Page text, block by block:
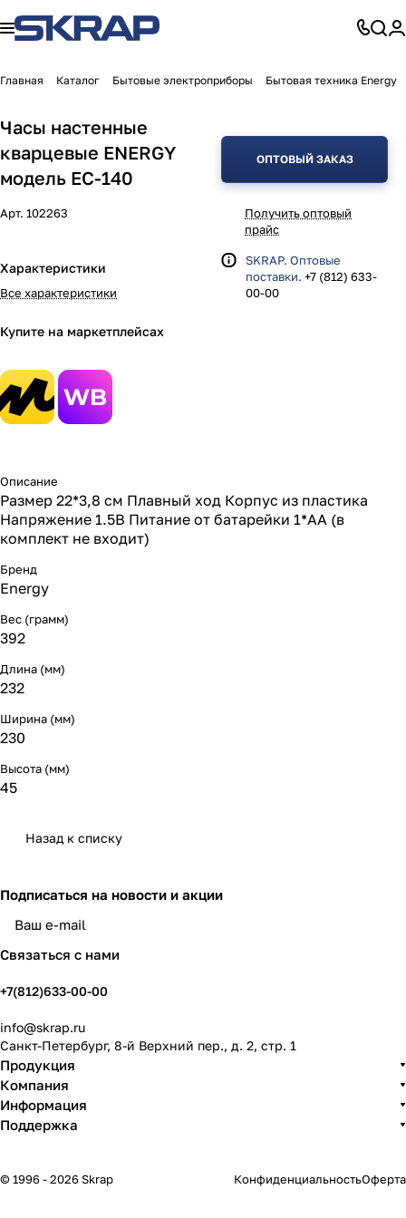
Главная Каталог Бытовые электроприборы Бытовая техника Energy
Часы настенные
кварцевые ENERGY
модель ЕС-140
Арт. 102263
Характеристики
Все характеристики
Купите на маркетплейсах
ОПТОВЫЙ ЗАКАЗ
Получить оптовый
прайс
SKRAP. Оптовые
поставки. +7 (812) 633-
00-00
Описание
Размер 22*3,8 см Плавный ход Корпус из пластика
Напряжение 1.5В Питание от батарейки 1*АА (в
комплект не входит)
Бренд
Energy
Вес (грамм)
392
Длина (мм)
232
Ширина (мм)
230
Высота (мм)
45
Назад к списку
Подписаться на новости и акции
Связаться с нами
+7(812)633-00-00
info@skrap.ru
Санкт-Петербург, 8-й Верхний пер., д. 2, стр. 1
Продукция
Компания
Информация
Поддержка
© 1996 - 2026 Skrap КонфиденциальностьОферта